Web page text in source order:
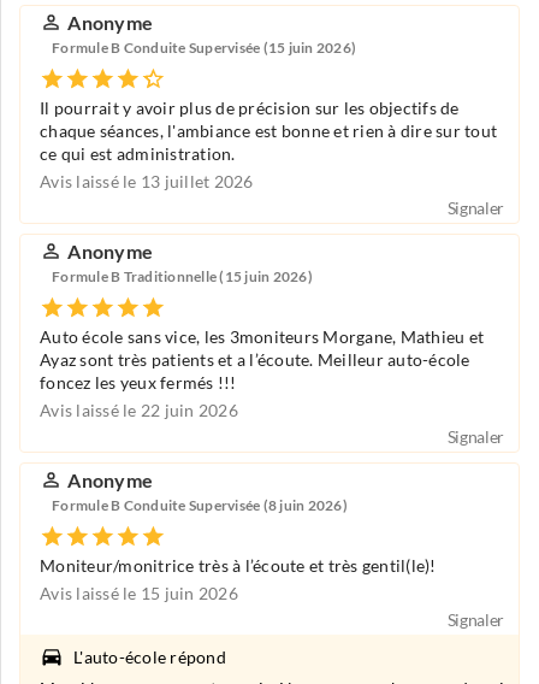
Anonyme
Formule B Conduite Supervisée (15 juin 2026)
Il pourrait y avoir plus de précision sur les objectifs de
chaque séances, l'ambiance est bonne et rien à dire sur tout
ce qui est administration.
Avis laissé le 13 juillet 2026
Signaler
Anonyme
Formule B Traditionnelle (15 juin 2026)
Auto école sans vice, les 3moniteurs Morgane, Mathieu et
Ayaz sont très patients et a l’écoute. Meilleur auto-école
foncez les yeux fermés !!!
Avis laissé le 22 juin 2026
Signaler
Anonyme
Formule B Conduite Supervisée (8 juin 2026)
Moniteur/monitrice très à l’écoute et très gentil(le)!
Avis laissé le 15 juin 2026
Signaler
L'auto-école répond